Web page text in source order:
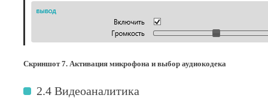
Скриншот 7. Активация микрофона и выбор аудиокодека
2.4 Видеоаналитика